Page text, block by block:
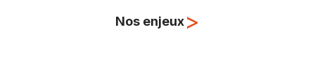
Nos enjeux>